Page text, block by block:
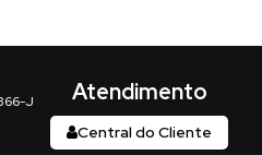
Central do Cliente